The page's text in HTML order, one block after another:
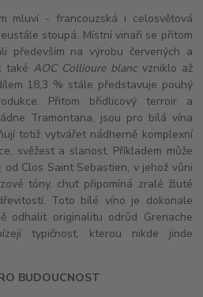
mluví - francouzská i celosvětová
stoupá. Místní vinaři se přitom
především na výrobu červených a
takéAOC Collioure blancvzniklo až
18,3 % stále představuje pouhý
Přitom břidlicový terroir a
Tramontana, jsou pro bílá vína
totiž vytvářet nádherně komplexní
svěžest a slanost. Příkladem může
od Clos Saint Sebastien, v jehož vůni
tóny, chuť připomíná zralé žluté
Toto bílé víno je dokonale
odhalit originalitu odrůd Grenache
typičnost, kterou nikde jinde
BUDOUCNOST